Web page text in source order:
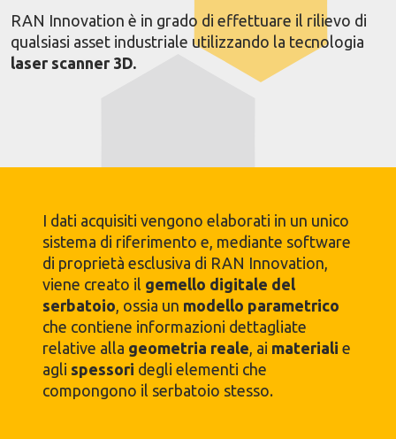
RAN Innovation è in grado di effettuare il rilievo di
qualsiasi asset industriale utilizzando la tecnologia
laser scanner 3D.
I dati acquisiti vengono elaborati in un unico
sistema di riferimento e, mediante software
di proprietà esclusiva di RAN Innovation,
viene creato il gemello digitale del
serbatoio, ossia un modello parametrico
che contiene informazioni dettagliate
relative alla geometria reale, ai materiali e
agli spessori degli elementi che
compongono il serbatoio stesso.